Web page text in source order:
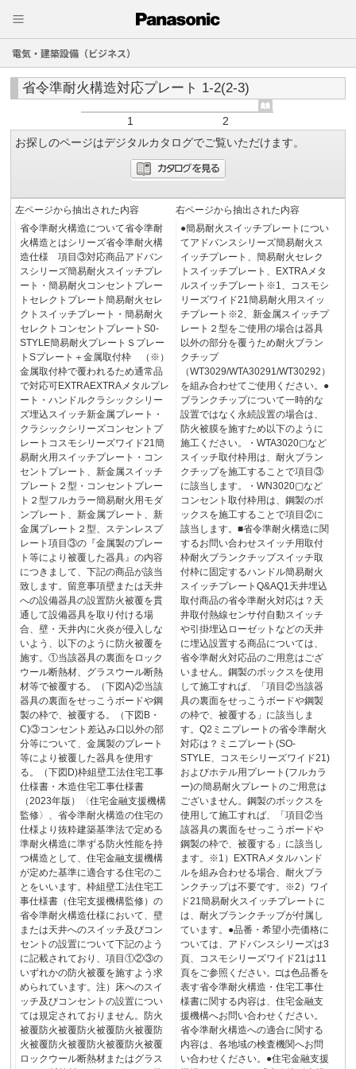
電気・建築設備（ビジネス）
省令準耐火構造対応プレート 1-2(2-3)
1
2
お探しのページはデジタルカタログでご覧いただけます。
左ページから抽出された内容
省令準耐火構造について省令準耐
火構造とはシリーズ省令準耐火構
造仕様 項目③対応商品アドバン
スシリーズ簡易耐火スイッチプレ
ート・簡易耐火コンセントプレー
トセレクトプレート簡易耐火セレ
クトスイッチプレート・簡易耐火
セレクトコンセントプレートS0-
STYLE簡易耐火プレートＳプレー
トSプレート＋金属取付枠 （※）
金属取付枠で覆われるため通常品
で対応可EXTRAEXTRAメタルプレ
ート・ハンドルクラシックシリー
ズ埋込スイッチ新金属プレート・
クラシックシリーズコンセントプ
レートコスモシリーズワイド21簡
易耐火用スイッチプレート・コン
セントプレート、新金属スイッチ
プレート２型・コンセントプレー
ト２型フルカラー簡易耐火用モダ
ンプレート、新金属プレート、新
金属プレート２型、ステンレスプ
レート項目③の『金属製のプレー
ト等により被覆した器具』の内容
につきまして、下記の商品が該当
致します。留意事項壁または天井
への設備器具の設置防火被覆を貫
通して設備器具を取り付ける場
合、壁・天井内に火炎が侵入しな
いよう、以下のように防火被覆を
施す。①当該器具の裏面をロック
ウール断熱材、グラスウール断熱
材等で被覆する。（下図A)②当該
器具の裏面をせっこうボードや鋼
製の枠で、被覆する。（下図B・
C)③コンセント差込み口以外の部
分等について、金属製のプレート
等により被覆した器具を使用す
る。（下図D)枠組壁工法住宅工事
仕様書・木造住宅工事仕様書
（2023年版）〈住宅金融支援機構
監修〉、省令準耐火構造の住宅の
仕様より抜粋建築基準法で定める
準耐火構造に準ずる防火性能を持
つ構造として、住宅金融支援機構
が定めた基準に適合する住宅のこ
とをいいます。枠組壁工法住宅工
事仕様書（住宅支援機構監修）の
省令準耐火構造仕様において、壁
または天井へのスイッチ及びコン
セントの設置について下記のよう
に記載されており、項目①②③の
いずれかの防火被覆を施すよう求
められています。注）床へのスイ
ッチ及びコンセントの設置につい
ては規定されておりません。防火
被覆防火被覆防火被覆防火被覆防
火被覆防火被覆防火被覆防火被覆
ロックウール断熱材またはグラス
右ページから抽出された内容
●簡易耐火スイッチプレートについ
てアドバンスシリーズ簡易耐火ス
イッチプレート、簡易耐火セレク
トスイッチプレート、EXTRAメタ
ルスイッチプレート※1、コスモシ
リーズワイド21簡易耐火用スイッ
チプレート※2、新金属スイッチプ
レート２型をご使用の場合は器具
以外の部分を覆うため耐火ブラン
クチップ
（WT3029/WTA30291/WT30292）
を組み合わせてご使用ください。●
ブランクチップについて一時的な
設置ではなく永続設置の場合は、
防火被膜を施すため以下のように
施工ください。・WTA3020▢など
スイッチ取付枠用は、耐火ブラン
クチップを施工することで項目③
に該当します。・WN3020▢など
コンセント取付枠用は、鋼製のボ
ックスを施工することで項目②に
該当します。■省令準耐火構造に関
するお問い合わせスイッチ用取付
枠耐火ブランクチップスイッチ取
付枠に固定するハンドル簡易耐火
スイッチプレートQ&AQ1天井埋込
取付商品の省令準耐火対応は？天
井取付熱線センサ付自動スイッチ
や引掛埋込ローゼットなどの天井
に埋込設置する商品については、
省令準耐火対応品のご用意はござ
いません。鋼製のボックスを使用
して施工すれば、「項目②当該器
具の裏面をせっこうボードや鋼製
の枠で、被覆する」に該当しま
す。Q2ミニプレートの省令準耐火
対応は？ミニプレート(SO-
STYLE、コスモシリーズワイド21)
およびホテル用プレート(フルカラ
ー)の簡易耐火プレートのご用意は
ございません。鋼製のボックスを
使用して施工すれば、「項目②当
該器具の裏面をせっこうボードや
鋼製の枠で、被覆する」に該当し
ます。※1）EXTRAメタルハンド
ルを組み合わせる場合、耐火ブラ
ンクチップは不要です。※2）ワイ
ド21簡易耐火スイッチプレートに
は、耐火ブランクチップが付属し
ています。●品番・希望小売価格に
ついては、アドバンスシリーズは3
頁、コスモシリーズワイド21は11
頁をご参照ください。□は色品番を
表す省令準耐火構造・住宅工事仕
様書に関する内容は、住宅金融支
援機構へお問い合わせください。
省令準耐火構造への適合に関する
内容は、各地域の検査機関へお問
い合わせください。●住宅金融支援